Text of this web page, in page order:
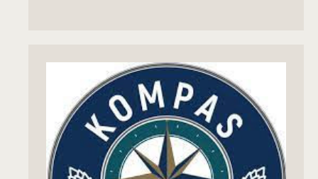
ДОДАДИ ВО КОШНИЧКА